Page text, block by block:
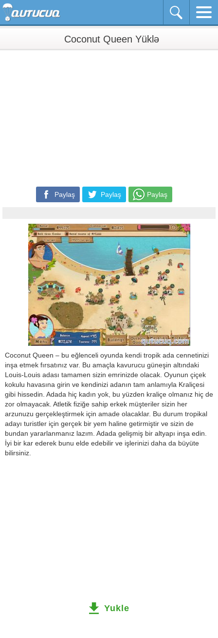
Coconut Queen Yüklə
Paylaş Paylaş Paylaş
Coconut Queen – bu eğlenceli oyunda kendi tropik ada cennetinizi
inşa etmek fırsatınız var. Bu amaçla kavurucu güneşin altındaki
Louis-Louis adası tamamen sizin emrinizde olacak. Oyunun çiçek
kokulu havasına girin ve kendinizi adanın tam anlamıyla Kraliçesi
gibi hissedin. Adada hiç kadın yok, bu yüzden kraliçe olmanız hiç de
zor olmayacak. Atletik fiziğe sahip erkek müşteriler sizin her
arzunuzu gerçekleştirmek için amade olacaklar. Bu durum tropikal
adayı turistler için gerçek bir yem haline getirmiştir ve sizin de
bundan yararlanmanız lazım. Adada gelişmiş bir altyapı inşa edin.
İyi bir kar ederek bunu elde edebilir ve işlerinizi daha da büyüte
bilirsiniz.
Yukle